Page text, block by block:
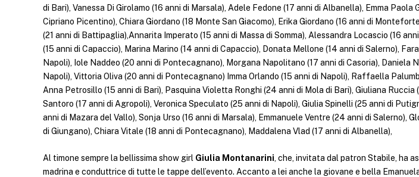
di Bari), Vanessa Di Girolamo (16 anni di Marsala), Adele Fedone (17 anni di Albanella), Emma Paola
Cipriano Picentino), Chiara Giordano (18 Monte San Giacomo), Erika Giordano (16 anni di
(21 anni di Battipaglia),Annarita Imperato (15 anni di Massa di Somma), Alessandra Locascio (16
(15 anni di Capaccio), Marina Marino (14 anni di Capaccio), Donata Mellone (14 anni di Salerno),
Napoli), Iole Naddeo (20 anni di Pontecagnano), Morgana Napolitano (17 anni di Casoria), Daniela
Napoli), Vittoria Oliva (20 anni di Pontecagnano) Imma Orlando (15 anni di Napoli), Raffaella
Anna Petrosillo (15 anni di Bari), Pasquina Violetta Ronghi (24 anni di Mola di Bari), Giuliana Ruccia
Santoro (17 anni di Agropoli), Veronica Speculato (25 anni di Napoli), Giulia Spinelli (25 anni di
anni di Mazara del Vallo), Sonja Urso (16 anni di Marsala), Emmanuele Ventre (24 anni di Salerno),
di Giungano), Chiara Vitale (18 anni di Pontecagnano), Maddalena Vlad (17 anni di Albanella),
Al timone sempre la bellissima show girl Giulia Montanarini, che, invitata dal patron Stabile, ha
madrina e conduttrice di tutte le tappe dell’evento. Accanto a lei anche la giovane e bella